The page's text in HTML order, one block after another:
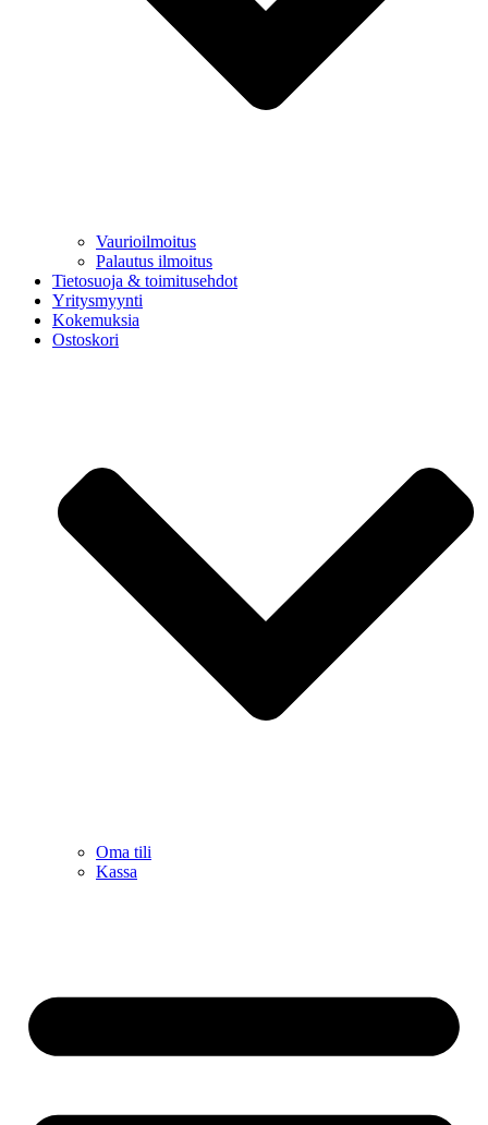
Vaurioilmoitus
Palautus ilmoitus
Tietosuoja & toimitusehdot
Yritysmyynti
Kokemuksia
Ostoskori
Oma tili
Kassa